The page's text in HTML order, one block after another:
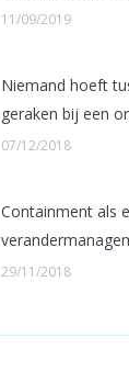
11/09/2019
Niemand hoeft
geraken bij een
07/12/2018
Containment als
29/11/2018